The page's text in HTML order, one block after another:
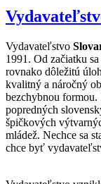
Vydavateľstvo
1991. Od začiatku
rovnako dôležitú
kvalitný a náročný
bezchybnou
popredných
špičkových
mládež. Nechce sa
chce byť